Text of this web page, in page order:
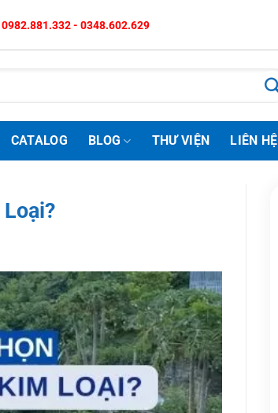
- 0348.602.629
CATALOG BLOG THƯ VIỆN LIÊN HỆ